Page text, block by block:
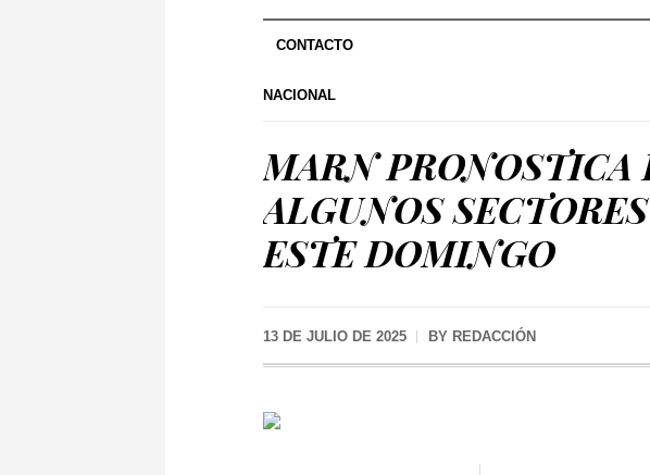
CONTACTO
NACIONAL
MARN PRONOSTICA
ALGUNOS
ESTE DOMINGO
13 DE JULIO DE 2025 BY REDACCIÓN